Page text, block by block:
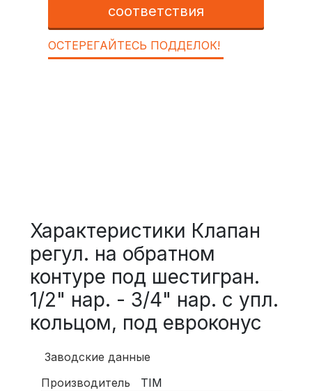
соответствия
ОСТЕРЕГАЙТЕСЬ ПОДДЕЛОК!
Характеристики Клапан
регул. на обратном
контуре под шестигран.
1/2" нар. - 3/4" нар. с упл.
кольцом, под евроконус
Заводские данные
Производитель
TIM